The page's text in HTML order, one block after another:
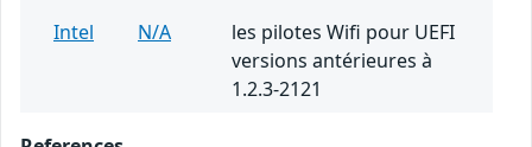
Intel
N/A
les pilotes Wifi pour UEFI
versions antérieures à
1.2.3-2121